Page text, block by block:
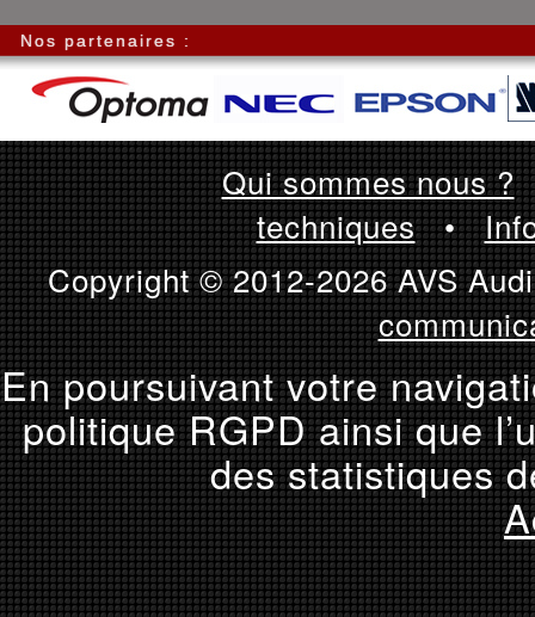
Nos partenaires :
Qui sommes nous ?
techniques•
Copyright © 2012-2026 AVS
En poursuivant votre
politique RGPD ainsi que
des statistiques